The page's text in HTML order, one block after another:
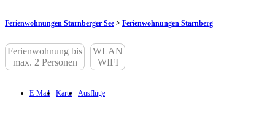
Ferienwohnungen Starnberger See > Ferienwohnungen Starnberg
Ferienwohnung bis
max. 2 Personen
WLAN
WIFI
E-Mail Karte Ausflüge